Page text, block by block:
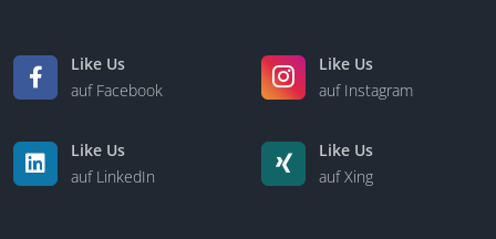
Like Us
auf Facebook
Like Us
auf Instagram
Like Us
auf LinkedIn
Like Us
auf Xing